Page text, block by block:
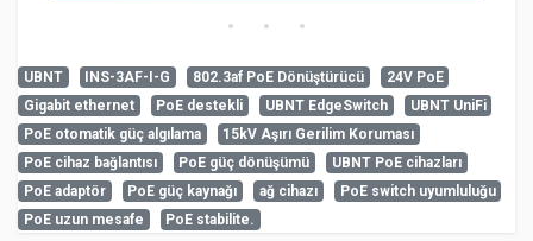
Teknik Özellikler
Ölçüler
Ø 30.26 x 95.5 mm (Ø 1.19 x
admin
7-8-2026
Henüz cevaplanmış soru bulunmuyor. İlk soruyu siz
sorabilirsiniz.
UBNT INS-3AF-I-G 802.3af - 24V
UBNT INS-3AF-I-G 802.3af PoE Dönüştürücü
24V PoE
Gigabit ethernet
PoE destekli UBNT EdgeSwitch
UBNT UniFi
PoE otomatik güç algılama
15kV Aşırı Gerilim Koruması
PoE cihaz bağlantısı
PoE güç dönüşümü
UBNT PoE cihazları
PoE adaptör
PoE güç kaynağı ağ cihazı
PoE switch uyumluluğu
PoE uzun mesafe
PoE stabilite.